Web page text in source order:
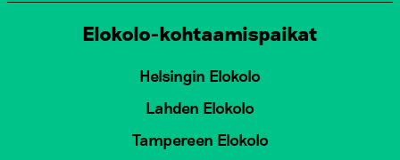
Elokolo-kohtaamispaikat
Helsingin Elokolo
Lahden Elokolo
Tampereen Elokolo